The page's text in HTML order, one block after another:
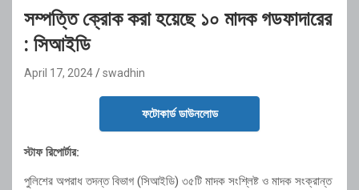
সম্পত্তি ক্রোক করা হয়েছে ১০ মাদক গডফাদারের
: সিআইডি
April 17, 2024 swadhin
ফটোকার্ড ডাউনলোড
স্টাফ রিপোর্টার:
পুলিশের অপরাধ তদন্ত বিভাগ (সিআইডি) ৩৫টি মাদক সংশ্লিষ্ট ও মাদক সংক্রান্ত